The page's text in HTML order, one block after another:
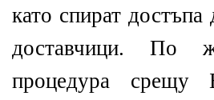
като спират
доставчици. По
процедура срещу